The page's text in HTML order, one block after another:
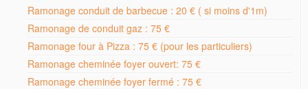
Ramonage conduit de barbecue : 20 € ( si moins d'1m)
Ramonage de conduit gaz : 75 €
Ramonage four à Pizza : 75 € (pour les particuliers)
Ramonage cheminée foyer ouvert: 75 €
Ramonage cheminée foyer fermé : 75 €